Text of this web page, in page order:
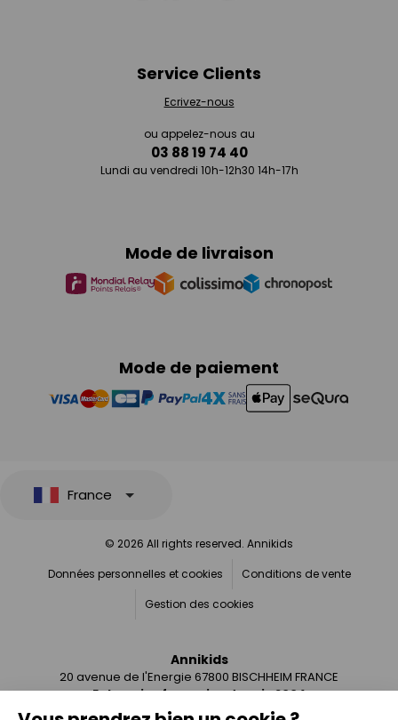
Mode de paiement
Mode de livraison
Service Clients
Ecrivez-nous
ou appelez-nous au
03 88 19 74 40
Lundi au vendredi 10h-12h30 14h-17h
France
© 2026 All rights reserved. Annikids
Données personnelles et cookies
Conditions de vente
Gestion des cookies
Annikids
20 avenue de l'Energie 67800 BISCHHEIM FRANCE
Entreprise française depuis 2004